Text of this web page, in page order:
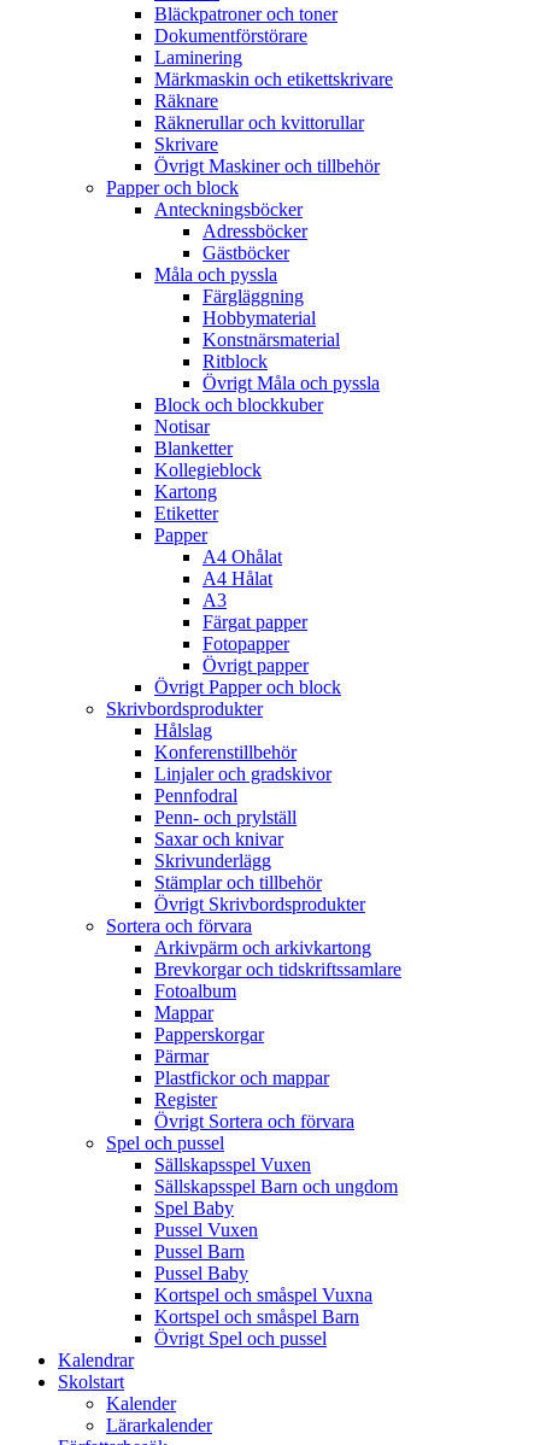
Bläckpatroner och toner
Dokumentförstörare
Laminering
Märkmaskin och etikettskrivare
Räknare
Räknerullar och kvittorullar
Skrivare
Övrigt Maskiner och tillbehör
Papper och block
Anteckningsböcker
Adressböcker
Gästböcker
Måla och pyssla
Färgläggning
Hobbymaterial
Konstnärsmaterial
Ritblock
Övrigt Måla och pyssla
Block och blockkuber
Notisar
Blanketter
Kollegieblock
Kartong
Etiketter
Papper
A4 Ohålat
A4 Hålat
A3
Färgat papper
Fotopapper
Övrigt papper
Övrigt Papper och block
Skrivbordsprodukter
Hålslag
Konferenstillbehör
Linjaler och gradskivor
Pennfodral
Penn- och prylställ
Saxar och knivar
Skrivunderlägg
Stämplar och tillbehör
Övrigt Skrivbordsprodukter
Sortera och förvara
Arkivpärm och arkivkartong
Brevkorgar och tidskriftssamlare
Fotoalbum
Mappar
Papperskorgar
Pärmar
Plastfickor och mappar
Register
Övrigt Sortera och förvara
Spel och pussel
Sällskapsspel Vuxen
Sällskapsspel Barn och ungdom
Spel Baby
Pussel Vuxen
Pussel Barn
Pussel Baby
Kortspel och småspel Vuxna
Kortspel och småspel Barn
Övrigt Spel och pussel
Kalendrar
Skolstart
Kalender
Lärarkalender